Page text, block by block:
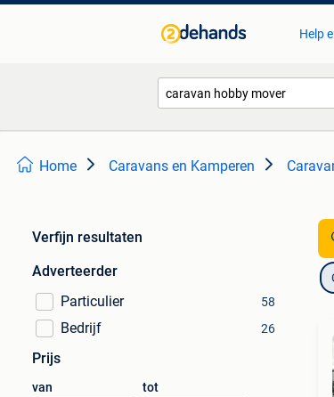
Help
Home Caravans en Kamperen
Verfijn resultaten
Adverteerder
Particulier
58
Bedrijf 26
Prijs
van tot